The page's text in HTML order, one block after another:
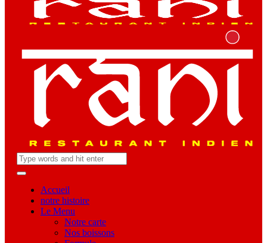
Accueil
notre histoire
Le Menu
Notre carte
Nos boissons